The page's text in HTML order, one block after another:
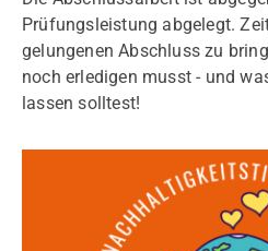
Prüfungsleistung abgelegt.
gelungenen Abschluss zu
noch erledigen musst - und
lassen solltest!